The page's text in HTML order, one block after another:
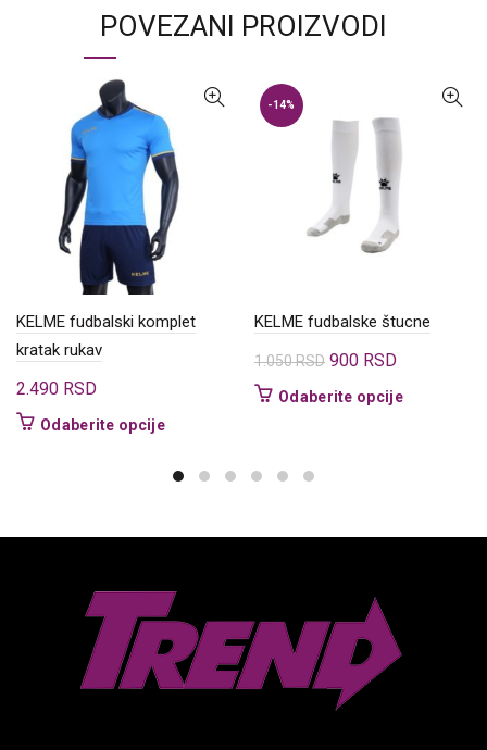
POVEZANI PROIZVODI
KELME fudbalski komplet
kratak rukav
2.490 RSD
Odaberite opcijeOvaj
ima
biti
izabrane
na
stranici
proizvoda.
-14%
KELME fudbalske štucne
1.050RSD Originalna
cena
900 RSDTrenutna
Odaberite opcijeOvaj
mogu
proizvoda.